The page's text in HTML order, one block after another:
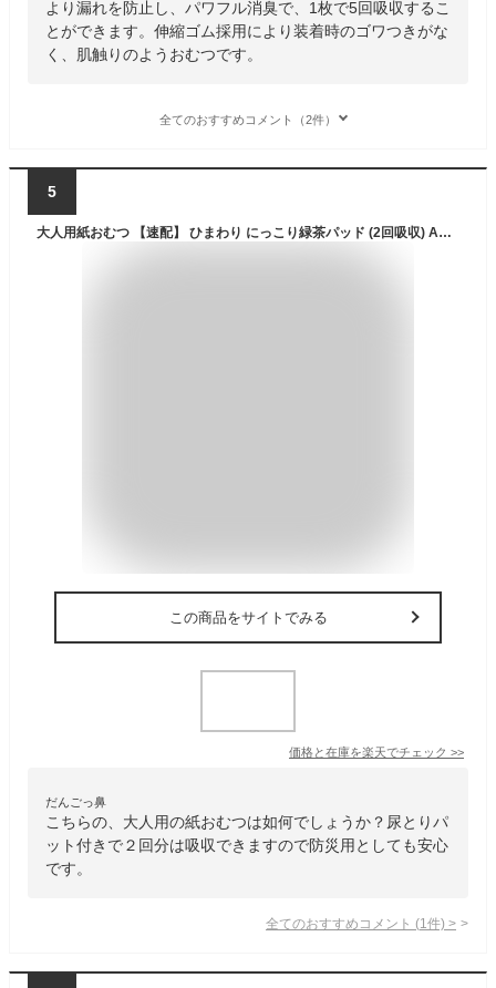
より漏れを防止し、パワフル消臭で、1枚で5回吸収するこ
とができます。伸縮ゴム採用により装着時のゴワつきがな
く、肌触りのようおむつです。
全てのおすすめコメント（2件）
5
大人用紙おむつ 【速配】 ひまわり にっこり緑茶パッド (2回吸収) Aセット ケース(合計300枚入[30枚×10袋]) ｜尿取りパット 尿とりパッド 尿取りパッド 尿とりパット オムツパット 大人用 介護用 紙おむつ おむつ 大人 介護用紙オムツ 防災 登山 ｜
この商品をサイトでみる
価格と在庫を楽天でチェック >>
だんごっ鼻
こちらの、大人用の紙おむつは如何でしょうか？尿とりパ
ット付きで２回分は吸収できますので防災用としても安心
です。
全てのおすすめコメント (1 件) >